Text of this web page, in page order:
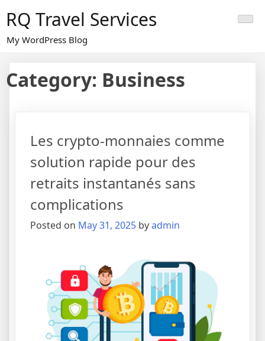
content
RQ Travel Services
My WordPress Blog
Category: Business
Les crypto-monnaies comme
solution rapide pour des
retraits instantanés sans
complications
Posted on May 31, 2025 byadmin